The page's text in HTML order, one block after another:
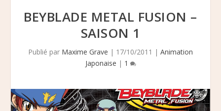
BEYBLADE METAL FUSION –
SAISON 1
Publié par Maxime Grave | 17/10/2011 | Animation
Japonaise | 1